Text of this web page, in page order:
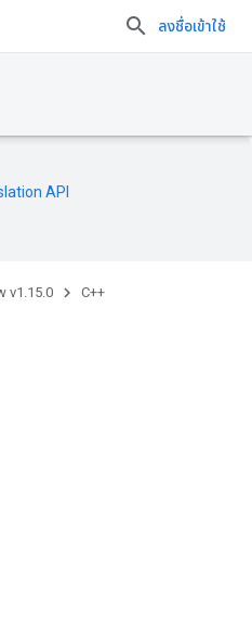
ลงชื่อเข้าใช้
API
v1.15.0 C++